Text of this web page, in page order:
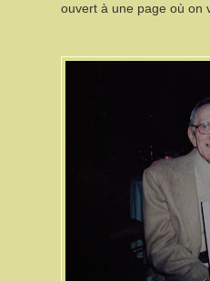
ouvert à une page où on